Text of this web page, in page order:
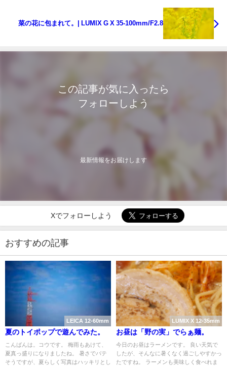
菜の花に包まれて。| LUMIX G X 35-100mm/F2.8
この記事が気に入ったら
フォローしよう
最新情報をお届けします
Xでフォローしよう
おすすめの記事
LEICA 12-60mm
夏のトイポップで遊んでみた。
こんばんは。コウです。 梅雨もあけて、
夏真っ盛りになりましたね。 暑さでバテ
そうですが、夏らしく写真はハッキリとし
LUMIX X 12-35mm
お昼は「野の実」でらぁ麺。
今日のお昼はラーメンです。 良い天気で
したが、そんなに暑くなく過ごしやすかっ
たですね。 ラーメンも美味しく食べれま